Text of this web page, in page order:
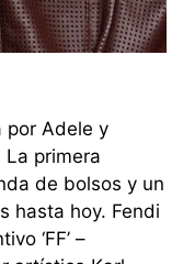
por Adele y
La primera
de bolsos y un
hasta hoy. Fendi
‘FF’ –